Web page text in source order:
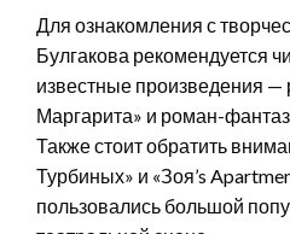
Для ознакомления с
Булгакова рекомендуется
известные произведения —
Маргарита» и роман-
Также стоит обратить
Турбиных» и «Зоя’s
пользовались большой